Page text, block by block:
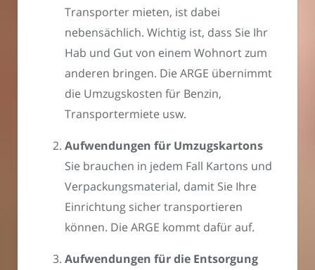
Transporter mieten, ist dabei
nebensächlich. Wichtig ist, dass Sie Ihr
Hab und Gut von einem Wohnort zum
anderen bringen. Die ARGE übernimmt
die Umzugskosten für Benzin,
Transportermiete usw.
Aufwendungen für Umzugskartons
Sie brauchen in jedem Fall Kartons und
Verpackungsmaterial, damit Sie Ihre
Einrichtung sicher transportieren
können. Die ARGE kommt dafür auf.
Aufwendungen für die Entsorgung